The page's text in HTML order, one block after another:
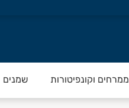
ממרחים וקונפיטורות שמנים